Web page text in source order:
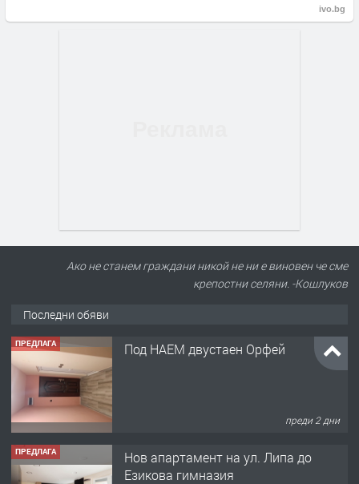
ivo.bg
Ако не станем граждани никой не ни е виновен че сме
крепостни селяни. -Кошлуков
Последни обяви
ПРЕДЛАГА Под НАЕМ двустаен Орфей
преди 2 дни
ПРЕДЛАГА
Нов апартамент на ул. Липа до
Езикова гимназия